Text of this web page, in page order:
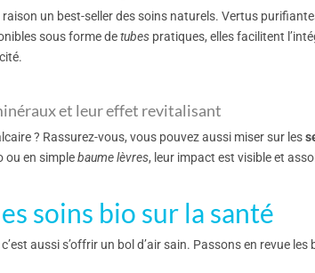
un best-seller des soins naturels. Vertus
sous forme detubespratiques, elles facilitent
et leur effet revitalisant
? Rassurez-vous, vous pouvez aussi miser sur les
ou en simplebaume lèvres, leur impact est visible et
soins bio sur la santé
c’est aussi s’offrir un bol d’air sain. Passons en revue